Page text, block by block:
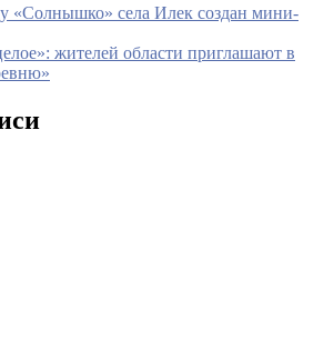
«Солнышко» села Илек создан мини-
жителей области приглашают в